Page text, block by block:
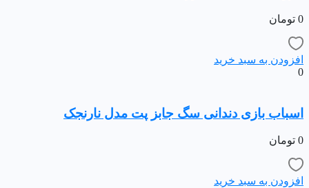
0 تومان
افزودن به سبد خرید
0
اسباب بازی دندانی سگ جابز پت مدل نارنجک
0 تومان
افزودن به سبد خرید